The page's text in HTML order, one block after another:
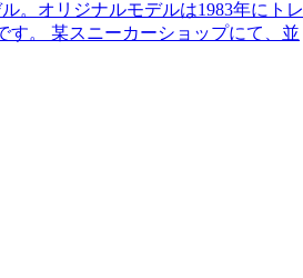
。オリジナルモデルは1983年にトレ
す。 某スニーカーショップにて、並